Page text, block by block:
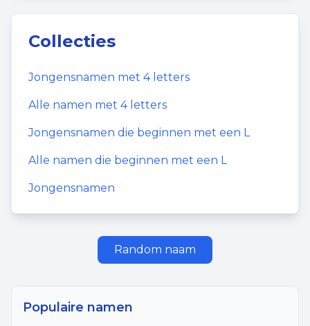
Collecties
Jongensnamen met 4letters
Alle namen met 4letters
Jongensnamen die beginnen met een L
Alle namen die beginnen met een L
Jongensnamen
Random naam
Populaire namen